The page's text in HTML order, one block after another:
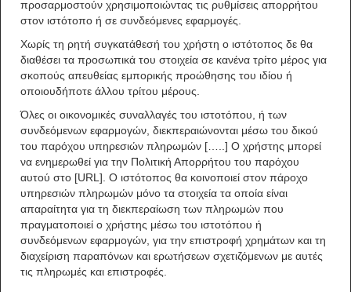
προσαρμοστούν χρησιμοποιώντας τις ρυθμίσεις απορρήτου
στον ιστότοπο ή σε συνδεόμενες εφαρμογές.
Χωρίς τη ρητή συγκατάθεσή του χρήστη ο ιστότοπος δε θα
διαθέσει τα προσωπικά του στοιχεία σε κανένα τρίτο μέρος για
σκοπούς απευθείας εμπορικής προώθησης του ιδίου ή
οποιουδήποτε άλλου τρίτου μέρους.
Όλες οι οικονομικές συναλλαγές του ιστοτόπου, ή των
συνδεόμενων εφαρμογών, διεκπεραιώνονται μέσω του δικού
του παρόχου υπηρεσιών πληρωμών […..] Ο χρήστης μπορεί
να ενημερωθεί για την Πολιτική Απορρήτου του παρόχου
αυτού στο [URL]. Ο ιστότοπος θα κοινοποιεί στον πάροχο
υπηρεσιών πληρωμών μόνο τα στοιχεία τα οποία είναι
απαραίτητα για τη διεκπεραίωση των πληρωμών που
πραγματοποιεί ο χρήστης μέσω του ιστοτόπου ή
συνδεόμενων εφαρμογών, για την επιστροφή χρημάτων και τη
διαχείριση παραπόνων και ερωτήσεων σχετιζόμενων με αυτές
τις πληρωμές και επιστροφές.